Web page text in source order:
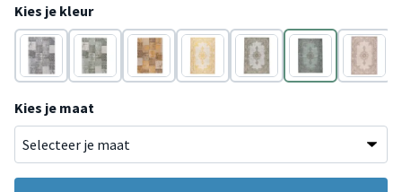
Kies je kleur
Grijs Groen Geel Geel Groen Grijs Bruin
Kies je maat